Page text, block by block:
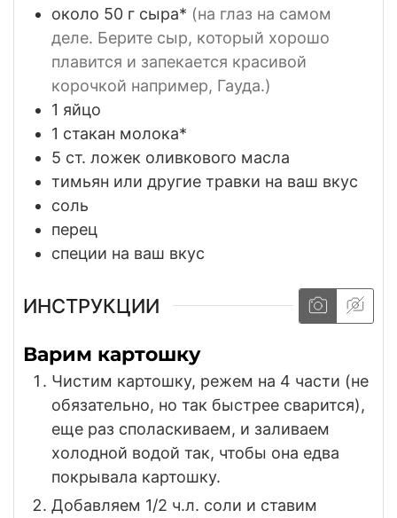
около 50 г сыра* (на глаз на самом
деле. Берите сыр, который хорошо
плавится и запекается красивой
корочкой например, Гауда.)
1 яйцо
1 стакан молока*
5 ст. ложек оливкового масла
тимьян или другие травки на ваш вкус
соль
перец
специи на ваш вкус
ИНСТРУКЦИИ
Варим картошку
Чистим картошку, режем на 4 части (не
обязательно, но так быстрее сварится),
еще раз споласкиваем, и заливаем
холодной водой так, чтобы она едва
покрывала картошку.
Добавляем 1/2 ч.л. соли и ставим